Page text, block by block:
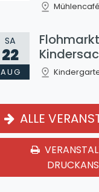
Mühlencafé
SA
22
AUG
ALLE